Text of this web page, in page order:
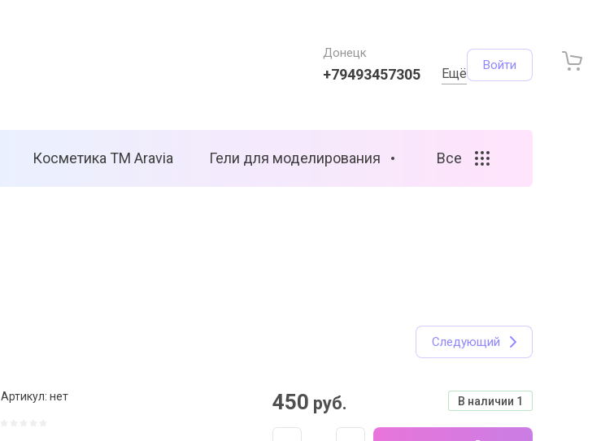
Донецк
+79493457305 Ещё
Войти
Косметика ТМ Aravia Гели для моделирования Все
Следующий
Артикул: нет В наличии 1
450 руб.